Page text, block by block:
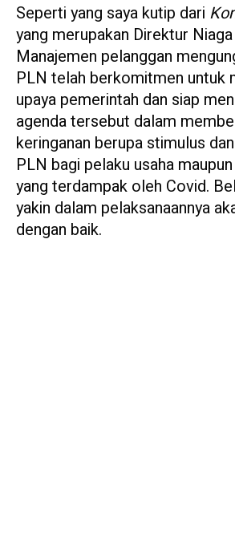
Seperti yang saya kutip dari
yang merupakan Direktur
Manajemen pelanggan
PLN telah berkomitmen untuk
upaya pemerintah dan siap
agenda tersebut dalam
keringanan berupa stimulus
PLN bagi pelaku usaha
yang terdampak oleh Covid.
yakin dalam pelaksanaannya
dengan baik.